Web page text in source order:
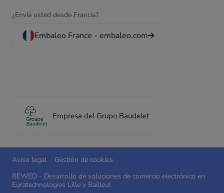
¿Envía usted desde Francia?
Embaleo France - embaleo.com
Empresa del Grupo Baudelet
Aviso legal
Gestión de cookies
BEWED - Desarrollo de soluciones de comercio electrónico en
Euratechnologies Lille y Bailleul